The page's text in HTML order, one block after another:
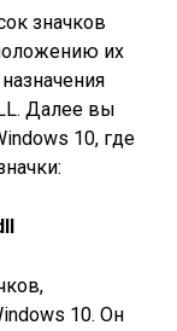
значков
их
Далее вы
10, где
10. Он